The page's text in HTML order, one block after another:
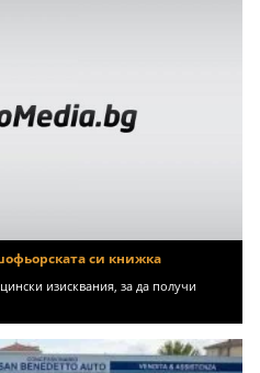
си книжка
изисквания, за да получи